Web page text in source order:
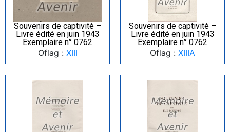
Souvenirs de captivité –
Livre édité en juin 1943
Exemplaire n° 0762
Oflag : XIII
Souvenirs de captivité –
Livre édité en juin 1943
Exemplaire n° 0762
Oflag : XIIIA